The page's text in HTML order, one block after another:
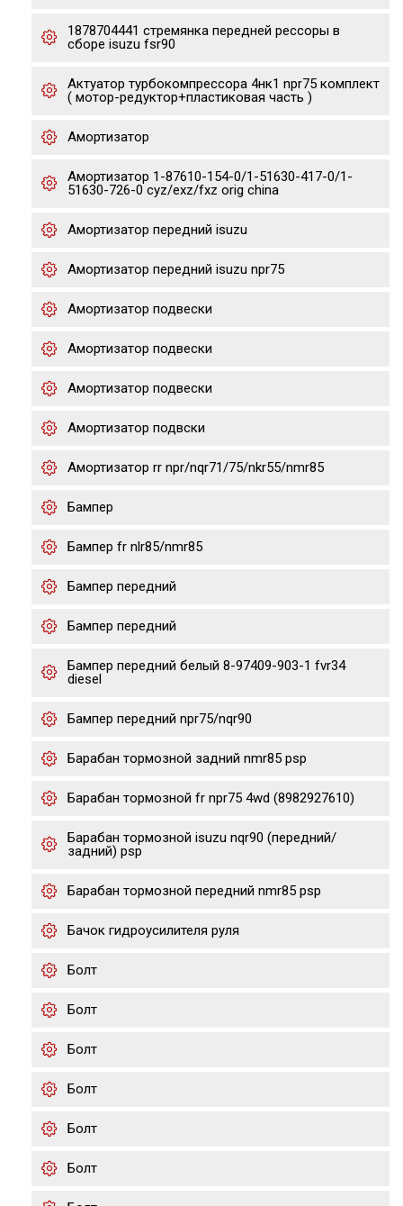
1878704441 стремянка передней рессоры в
сборе isuzu fsr90
Актуатор турбокомпрессора 4нк1 npr75 комплект
( мотор-редуктор+пластиковая часть )
Амортизатор
Амортизатор 1-87610-154-0/1-51630-417-0/1-
51630-726-0 cyz/exz/fxz orig china
Амортизатор передний isuzu
Амортизатор передний isuzu npr75
Амортизатор подвески
Амортизатор подвески
Амортизатор подвески
Амортизатор подвски
Амортизатор rr npr/nqr71/75/nkr55/nmr85
Бампер
Бампер fr nlr85/nmr85
Бампер передний
Бампер передний
Бампер передний белый 8-97409-903-1 fvr34
diesel
Бампер передний npr75/nqr90
Барабан тормозной задний nmr85 psp
Барабан тормозной fr npr75 4wd (8982927610)
Барабан тормозной isuzu nqr90 (передний/
задний) psp
Барабан тормозной передний nmr85 psp
Бачок гидроусилителя руля
Болт
Болт
Болт
Болт
Болт
Болт